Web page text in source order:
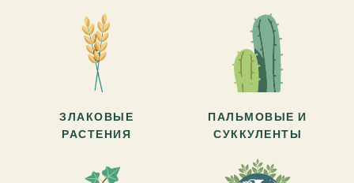
ЗЛАКОВЫЕ
РАСТЕНИЯ
ПАЛЬМОВЫЕ И
СУККУЛЕНТЫ